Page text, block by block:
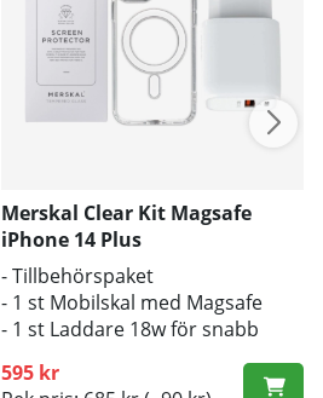
Merskal Clear Kit Magsafe
iPhone 14 Plus
- Tillbehörspaket
- 1 st Mobilskal med Magsafe
- 1 st Laddare 18w för snabb
595 kr